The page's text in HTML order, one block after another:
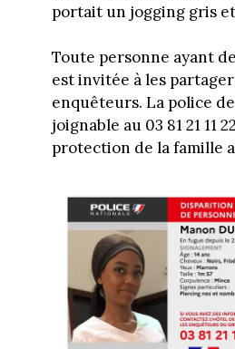
portait un jogging gris
Toute personne ayant
est invitée à les
enquêteurs. La police
joignable au 03 81 21 11
protection de la famille